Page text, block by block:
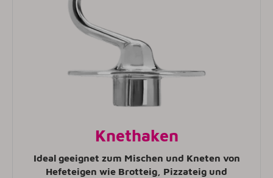
Knethaken
Ideal geeignet zum Mischen und Kneten von
Hefeteigen wie Brotteig, Pizzateig und